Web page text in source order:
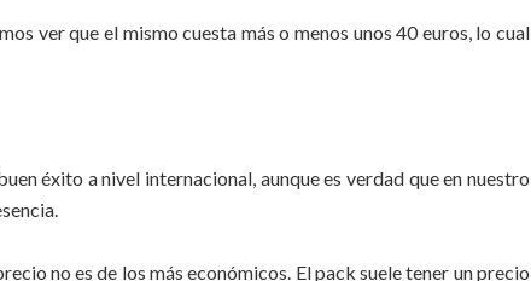
ver que el mismo cuesta más o menos unos 40 euros, lo cual
éxito a nivel internacional, aunque es verdad que en nuestro
no es de los más económicos. El pack suele tener un precio